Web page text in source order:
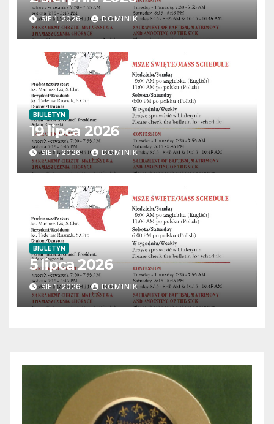
SIE 1, 2026 DOMINIK
BIULETYN
19 lipca 2026
SIE 1, 2026 DOMINIK
BIULETYN
5 lipca 2026
SIE 1, 2026 DOMINIK